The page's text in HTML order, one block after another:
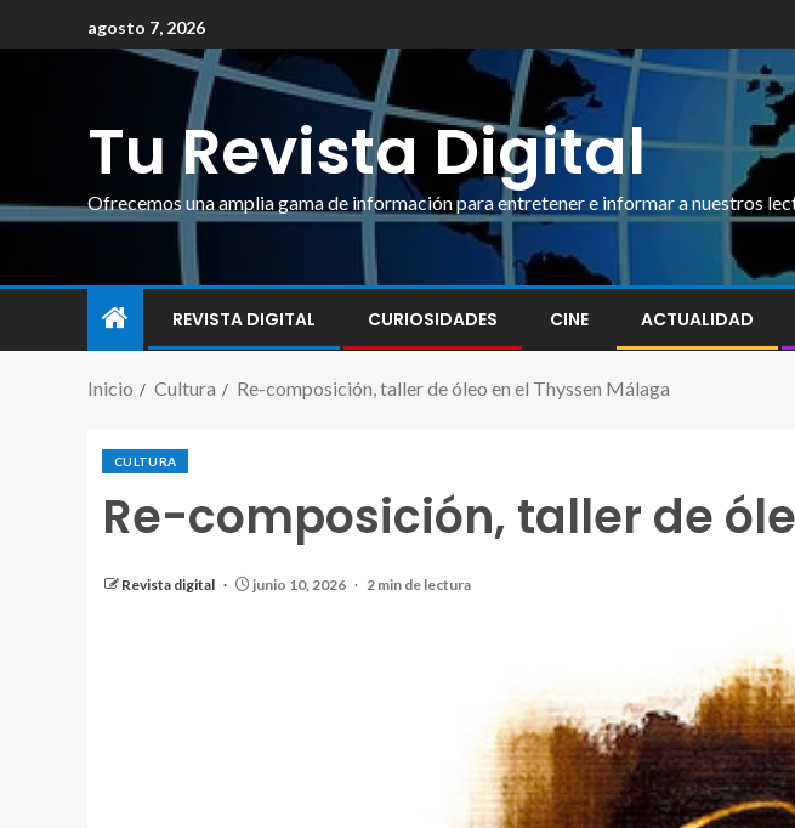
agosto 7, 2026
Tu Revista Digital
Ofrecemos una amplia gama de información para entretener e informar a nuestros
REVISTA DIGITAL CURIOSIDADES CINE ACTUALIDAD
Inicio Cultura Re-composición, taller de óleo en el Thyssen Málaga
CULTURA
Re-composición, taller de
Revista digital junio 10, 2026 2 min de lectura